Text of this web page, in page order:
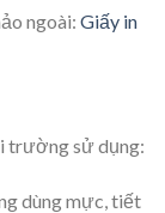
ngoài: Giấy in
trường sử dụng:
dùng mực, tiết